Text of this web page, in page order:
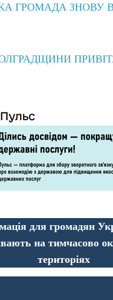
ГРОМАДА ЗНОВУ
для громадян
на тимчасово
територіях